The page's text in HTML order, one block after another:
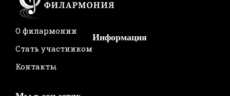
Информация
О филармонии
Стать участником
Контакты